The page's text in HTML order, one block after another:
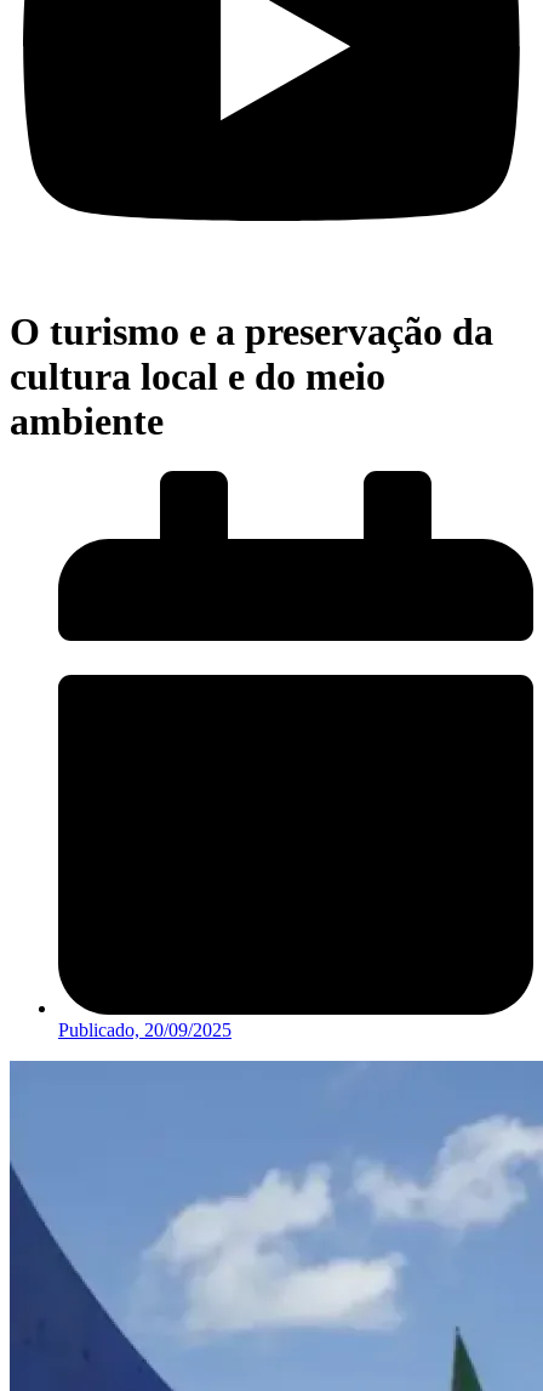
O turismo e a preservação da
cultura local e do meio
ambiente
Publicado, 20/09/2025